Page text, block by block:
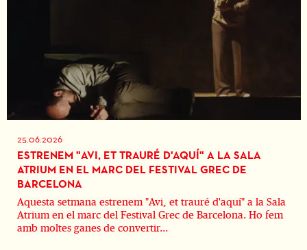
25.06.2026
ESTRENEM "AVI, ET TRAURÉ D'AQUÍ" A LA SALA
ATRIUM EN EL MARC DEL FESTIVAL GREC DE
BARCELONA
Aquesta setmana estrenem "Avi, et trauré d'aquí" a la Sala
Atrium en el marc del Festival Grec de Barcelona. Ho fem
amb moltes ganes de convertir...